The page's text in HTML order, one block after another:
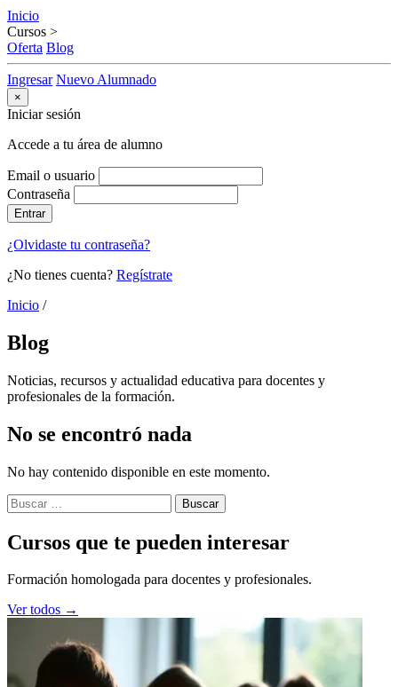
Inicio
Cursos >
Oferta Blog
Ingresar Nuevo Alumnado
×
Iniciar sesión
Accede a tu área de alumno
Email o usuario
Contraseña
Entrar
¿Olvidaste tu contraseña?
¿No tienes cuenta? Regístrate
Inicio /
Blog
Noticias, recursos y actualidad educativa para docentes y
profesionales de la formación.
No se encontró nada
No hay contenido disponible en este momento.
Buscar:
Cursos que te pueden interesar
Formación homologada para docentes y profesionales.
Ver todos →